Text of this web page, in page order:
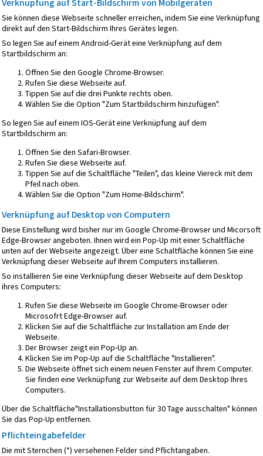
Verknüpfung auf Start-Bildschirm von Mobilgeräten
Sie können diese Webseite schneller erreichen, indem Sie eine Verknüpfung
direkt auf den Start-Bildschirm Ihres Gerätes legen.
So legen Sie auf einem Android-Gerät eine Verknüpfung auf dem
Startbildschirm an:
Öffnen Sie den Google Chrome-Browser.
Rufen Sie diese Webseite auf.
Tippen Sie auf die drei Punkte rechts oben.
Wählen Sie die Option "Zum Startbildschirm hinzufügen".
So legen Sie auf einem IOS-Gerät eine Verknüpfung auf dem
Startbildschirm an:
Öffnen Sie den Safari-Browser.
Rufen Sie diese Webseite auf.
Tippen Sie auf die Schaltfläche "Teilen", das kleine Viereck mit dem
Pfeil nach oben.
Wählen Sie die Option "Zum Home-Bildschirm".
Verknüpfung auf Desktop von Computern
Diese Einstellung wird bisher nur im Google Chrome-Browser und Micorsoft
Edge-Browser angeboten. Ihnen wird ein Pop-Up mit einer Schaltfläche
unten auf der Webseite angezeigt. Über eine Schaltfläche können Sie eine
Verknüpfung dieser Webseite auf Ihrem Computers installieren.
So installieren Sie eine Verknüpfung dieser Webseite auf dem Desktop
ihres Computers:
Rufen Sie diese Webseite im Google Chrome-Browser oder
Microsofrt Edge-Browser auf.
Klicken Sie auf die Schaltfläche zur Installation am Ende der
Webseite.
Der Browser zeigt ein Pop-Up an.
Klicken Sie im Pop-Up auf die Schaltfläche "Installieren".
Die Webseite öffnet sich einem neuen Fenster auf Ihrem Computer.
Sie finden eine Verknüpfung zur Webseite auf dem Desktop Ihres
Computers.
Über die Schaltfläche"Installationsbutton für 30 Tage ausschalten" können
Sie das Pop-Up entfernen.
Pflichteingabefelder
Die mit Sternchen (*) versehenen Felder sind Pflichtangaben.